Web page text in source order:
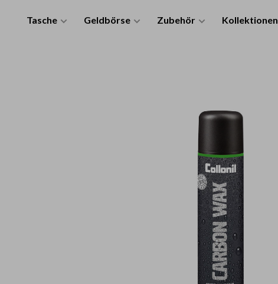
Tasche Geldbörse Zubehör Kollektionen